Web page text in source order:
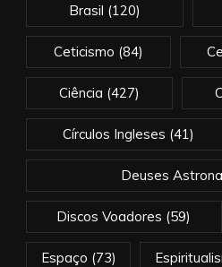
Brasil (120)
Ceticismo (84)
Ciência (427)
Círculos Ingleses (41)
Deuses
Discos Voadores (59)
Espaço (73)